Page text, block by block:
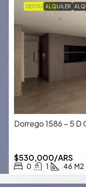
DESTACADAALQUILER
Dorrego 1586 – 5
$530,000/ARS
0 1 46 M2